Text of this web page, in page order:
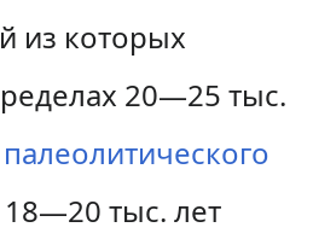
из которых
20—25 тыс.
палеолитического
тыс. лет